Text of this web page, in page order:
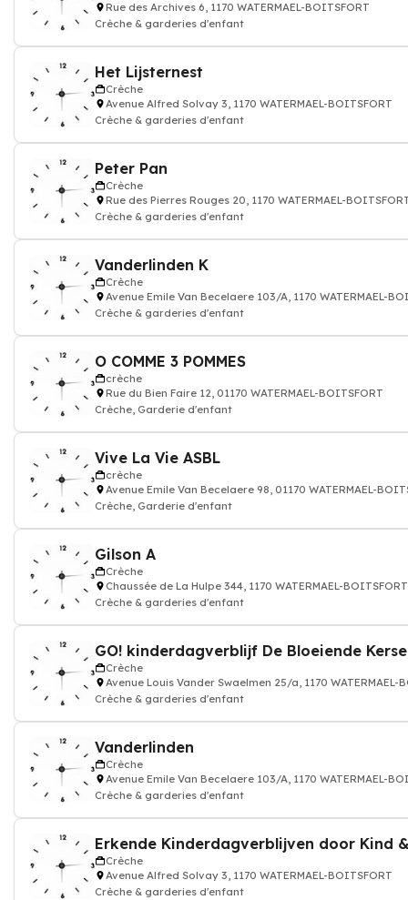
Rue des Archives 6, 1170 WATERMAEL-BOITSFORT
Crèche & garderies d'enfant
Het Lijsternest
Crèche
Avenue Alfred Solvay 3, 1170 WATERMAEL-BOITSFORT
Crèche & garderies d'enfant
Peter Pan
Crèche
Rue des Pierres Rouges 20, 1170 WATERMAEL-
Crèche & garderies d'enfant
Vanderlinden K
Crèche
Avenue Emile Van Becelaere 103/A, 1170 WATERMAEL-
Crèche & garderies d'enfant
O COMME 3 POMMES
crèche
Rue du Bien Faire 12, 01170 WATERMAEL-BOITSFORT
Crèche, Garderie d'enfant
Vive La Vie ASBL
crèche
Avenue Emile Van Becelaere 98, 01170 WATERMAEL-
Crèche, Garderie d'enfant
Gilson A
Crèche
Chaussée de La Hulpe 344, 1170 WATERMAEL-BOITSFORT
Crèche & garderies d'enfant
Crèche
Avenue Louis Vander Swaelmen 25/a, 1170 WATERMAEL-
Crèche & garderies d'enfant
Vanderlinden
Crèche
Avenue Emile Van Becelaere 103/A, 1170 WATERMAEL-
Crèche & garderies d'enfant
Erkende Kinderdagverblijven door Kind
Crèche
Avenue Alfred Solvay 3, 1170 WATERMAEL-BOITSFORT
Crèche & garderies d'enfant